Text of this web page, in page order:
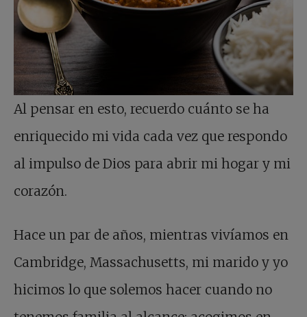
Al pensar en esto, recuerdo cuánto se ha
enriquecido mi vida cada vez que respondo
al impulso de Dios para abrir mi hogar y mi
corazón.
Hace un par de años, mientras vivíamos en
Cambridge, Massachusetts, mi marido y yo
hicimos lo que solemos hacer cuando no